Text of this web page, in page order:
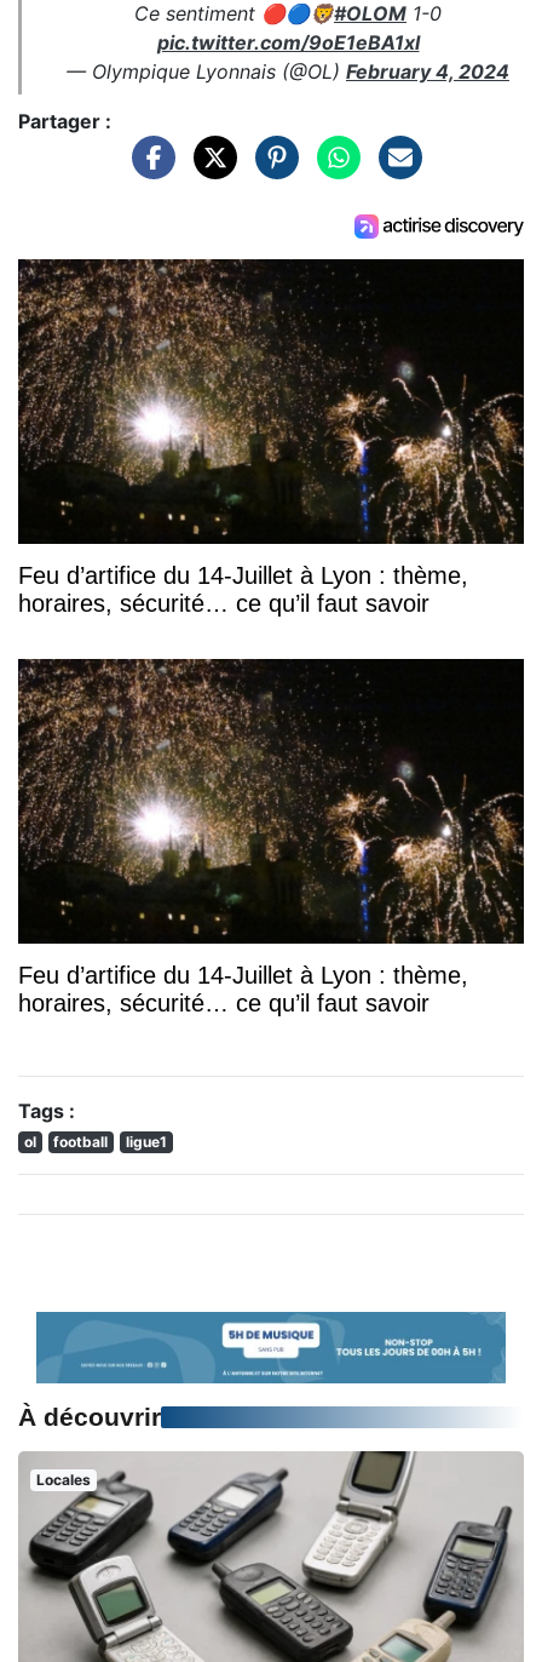
Ce sentiment 🔴🔵🦁#OLOM 1-0
pic.twitter.com/9oE1eBA1xl
— Olympique Lyonnais (@OL) February 4, 2024
Partager :
Feu d’artifice du 14-Juillet à Lyon : thème,
horaires, sécurité… ce qu’il faut savoir
Feu d’artifice du 14-Juillet à Lyon : thème,
horaires, sécurité… ce qu’il faut savoir
Tags :
ol football ligue1
À découvrir
Locales